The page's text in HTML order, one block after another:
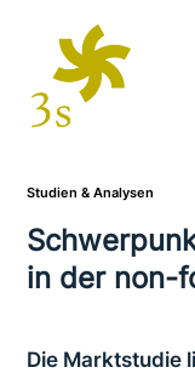
Studien & Analysen
in der non-
Die Marktstudie